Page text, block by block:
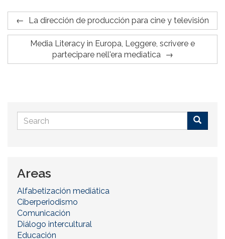
La dirección de producción para cine y televisión
Media Literacy in Europa, Leggere, scrivere e
partecipare nell'era mediatica
Search
form
Areas
Alfabetización mediática
Ciberperiodismo
Comunicación
Diálogo intercultural
Educación